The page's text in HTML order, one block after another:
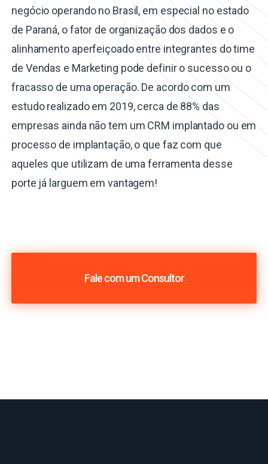
negócio operando no Brasil, em especial no estado
de Paraná, o fator de organização dos dados e o
alinhamento aperfeiçoado entre integrantes do time
de Vendas e Marketing pode definir o sucesso ou o
fracasso de uma operação. De acordo com um
estudo realizado em 2019, cerca de 88% das
empresas ainda não tem um CRM implantado ou em
processo de implantação, o que faz com que
aqueles que utilizam de uma ferramenta desse
porte já larguem em vantagem!
Fale com um Consultor